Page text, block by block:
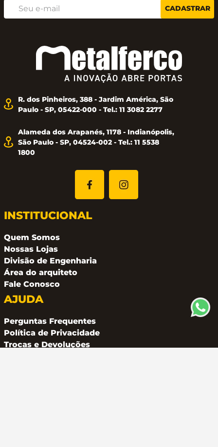
CADASTRAR
R. dos Pinheiros, 388 - Jardim América, São
Paulo - SP, 05422-000 - Tel.: 11 3082 2277
Alameda dos Arapanés, 1178 - Indianópolis,
São Paulo - SP, 04524-002 - Tel.: 11 5538
1800
INSTITUCIONAL
Quem Somos
Nossas Lojas
Divisão de Engenharia
Área do arquiteto
Fale Conosco
AJUDA
Perguntas Frequentes
Política de Privacidade
Trocas e Devoluções